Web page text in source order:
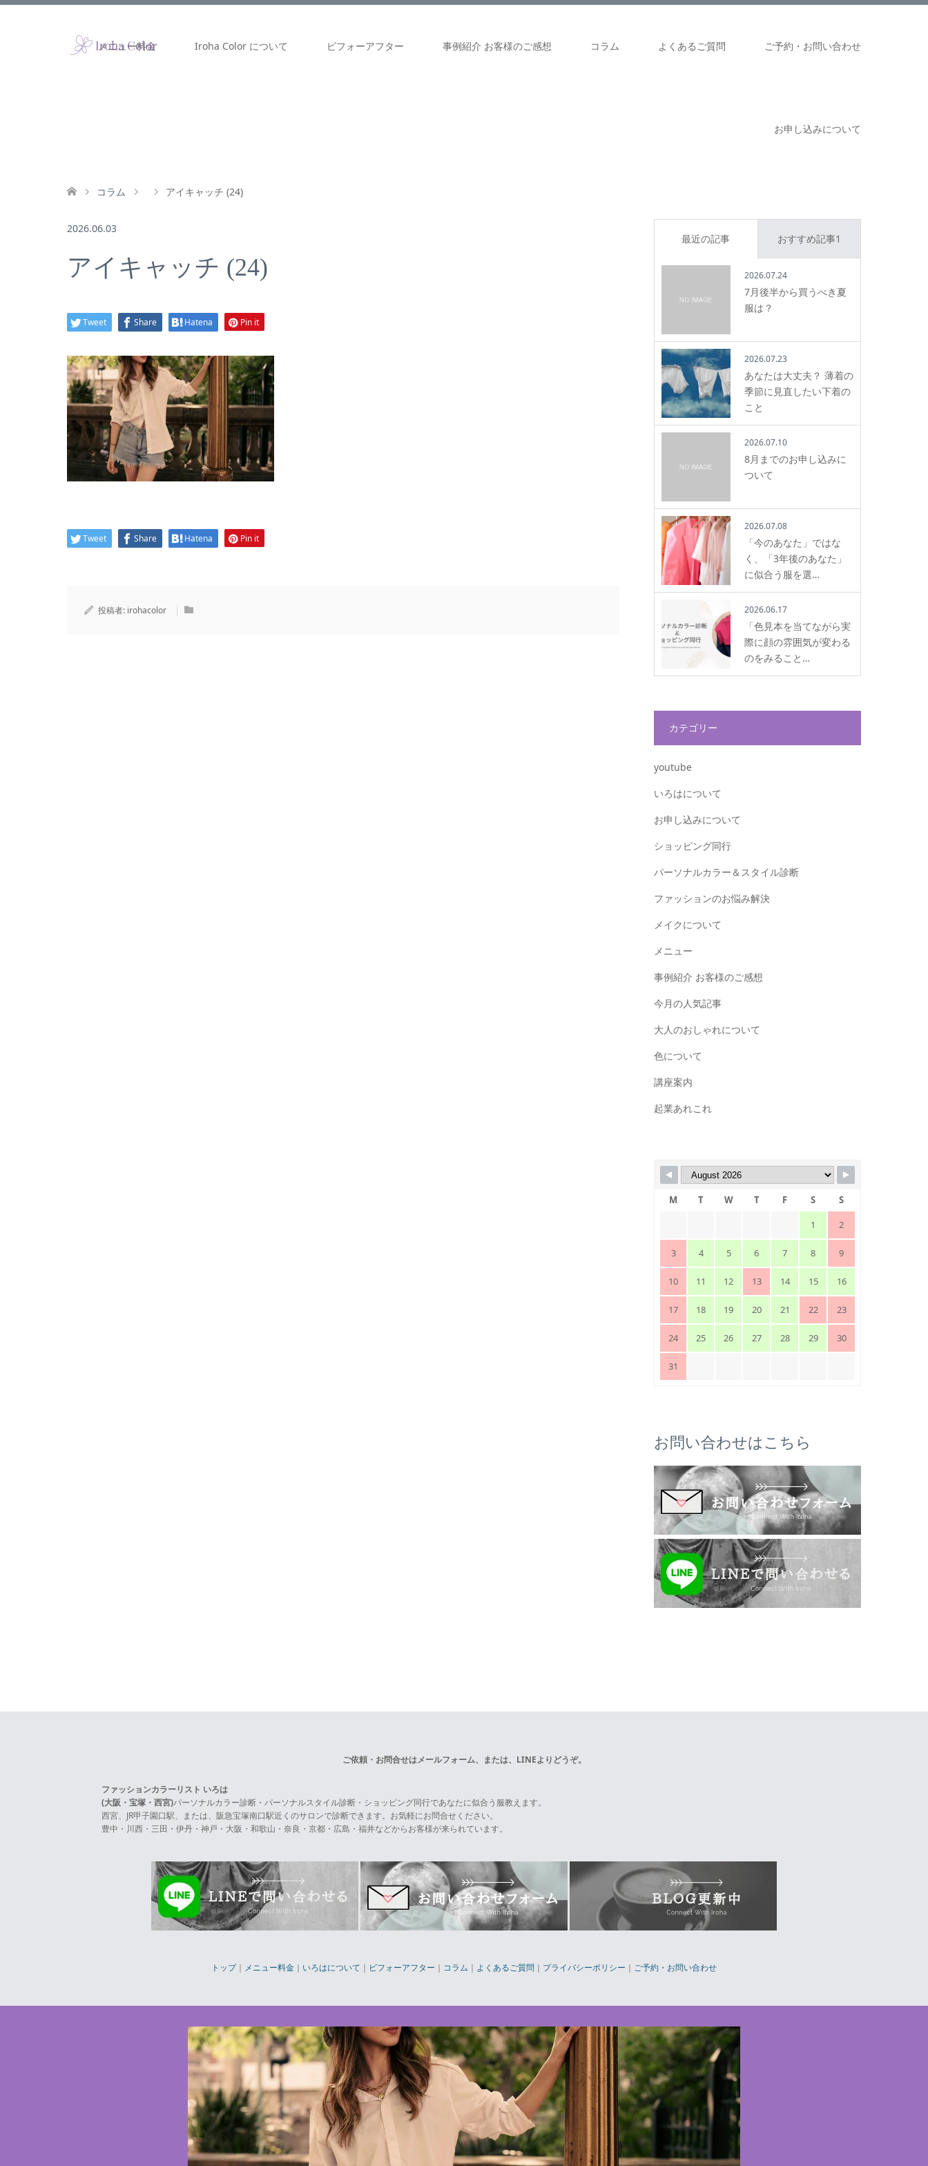
メニュー料金 Iroha Color について ビフォーアフター 事例紹介 お客様のご感想 コラム よくあるご質問 ご予約・お問い合わせ
お申し込みについて
コラム アイキャッチ (24)
2026.06.03
アイキャッチ (24)
Tweet Share Hatena Pin it
Tweet Share Hatena Pin it
投稿者: irohacolor
最近の記事 おすすめ記事1
2026.07.24
7月後半から買うべき夏
服は？
2026.07.23
あなたは大丈夫？ 薄着の
季節に見直したい下着の
こと
2026.07.10
8月までのお申し込みに
ついて
2026.07.08
「今のあなた」ではな
く、「3年後のあなた」
に似合う服を選…
2026.06.17
「色見本を当てながら実
際に顔の雰囲気が変わる
のをみること…
カテゴリー
youtube
いろはについて
お申し込みについて
ショッピング同行
パーソナルカラー＆スタイル診断
ファッションのお悩み解決
メイクについて
メニュー
事例紹介 お客様のご感想
今月の人気記事
大人のおしゃれについて
色について
講座案内
起業あれこれ
M T W T F S
S
1
2
3 4 5 6 7 8 9
10 11 12 13 14 15 16
17 18 19 20 21 22 23
24 25 26 27 28 29 30
31
お問い合わせはこちら
ご依頼・お問合せはメールフォーム、または、LINEよりどうぞ。
ファッションカラーリスト いろは
(大阪・宝塚・西宮)パーソナルカラー診断・パーソナルスタイル診断・ショッピング同行であなたに似合う服教えます。
西宮、JR甲子園口駅、または、阪急宝塚南口駅近くのサロンで診断できます。お気軽にお問合せください。
豊中・川西・三田・伊丹・神戸・大阪・和歌山・奈良・京都・広島・福井などからお客様が来られています。
トップ｜ メニュー料金 ｜ いろはについて ｜ ビフォーアフター ｜ コラム ｜ よくあるご質問 ｜ プライバシーポリシー ｜ ご予約・お問い合わせ